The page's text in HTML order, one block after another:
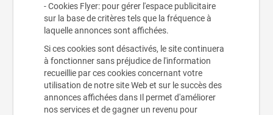
- Cookies Flyer: pour gérer l'espace publicitaire
sur la base de critères tels que la fréquence à
laquelle annonces sont affichées.
Si ces cookies sont désactivés, le site continuera
à fonctionner sans préjudice de l'information
recueillie par ces cookies concernant votre
utilisation de notre site Web et sur le succès des
annonces affichées dans Il permet d'améliorer
nos services et de gagner un revenu pour